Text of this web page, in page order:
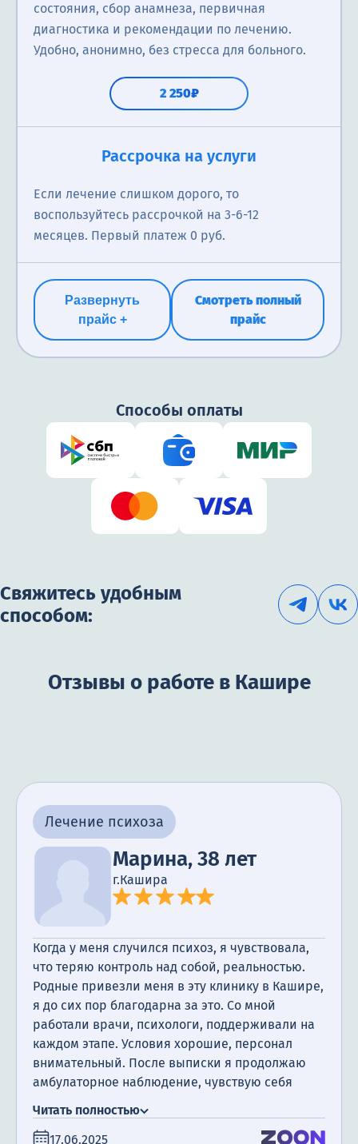
состояния, сбор анамнеза, первичная
диагностика и рекомендации по лечению.
Удобно, анонимно, без стресса для больного.
2 250₽
купирование острых симптомов. Помощь
оказывается в привычной и безопасной обстановке
для пациента.
2 250₽
Рассрочка на услуги
Если лечение слишком дорого, то
воспользуйтесь рассрочкой на 3-6-12
месяцев. Первый платеж 0 руб.
Развернуть
прайс +
Смотреть полный
прайс
Способы оплаты
Свяжитесь удобным
способом:
Отзывы о работе в Кашире
Лечение психоза
Марина, 38 лет
г.Кашира
Когда у меня случился психоз, я чувствовала,
что теряю контроль над собой, реальностью.
Родные привезли меня в эту клинику в Кашире,
я до сих пор благодарна за это. Со мной
работали врачи, психологи, поддерживали на
каждом этапе. Условия хорошие, персонал
внимательный. После выписки я продолжаю
амбулаторное наблюдение, чувствую себя
Читать полностью
17.06.2025